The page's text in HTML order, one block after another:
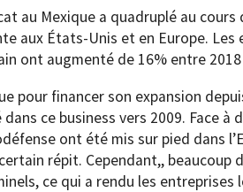
au Mexique a quadruplé au
aux États-Unis et en Europe. Les
ont augmenté de 16% entre
pour financer son expansion
ce business vers 2009. Face à
ont été mis sur pied dans
répit. Cependant,, beaucoup
ce qui a rendu les entreprises